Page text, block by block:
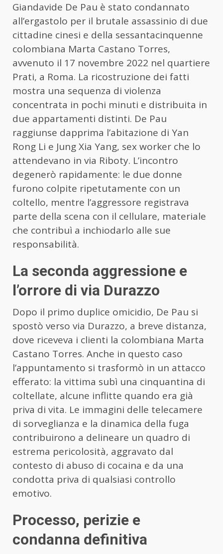
Giandavide De Pau è stato condannato
all’ergastolo per il brutale assassinio di due
cittadine cinesi e della sessantacinquenne
colombiana Marta Castano Torres,
avvenuto il 17 novembre 2022 nel quartiere
Prati, a Roma. La ricostruzione dei fatti
mostra una sequenza di violenza
concentrata in pochi minuti e distribuita in
due appartamenti distinti. De Pau
raggiunse dapprima l’abitazione di Yan
Rong Li e Jung Xia Yang, sex worker che lo
attendevano in via Riboty. L’incontro
degenerò rapidamente: le due donne
furono colpite ripetutamente con un
coltello, mentre l’aggressore registrava
parte della scena con il cellulare, materiale
che contribuì a inchiodarlo alle sue
responsabilità.
La seconda aggressione e
l’orrore di via Durazzo
Dopo il primo duplice omicidio, De Pau si
spostò verso via Durazzo, a breve distanza,
dove riceveva i clienti la colombiana Marta
Castano Torres. Anche in questo caso
l’appuntamento si trasformò in un attacco
efferato: la vittima subì una cinquantina di
coltellate, alcune inflitte quando era già
priva di vita. Le immagini delle telecamere
di sorveglianza e la dinamica della fuga
contribuirono a delineare un quadro di
estrema pericolosità, aggravato dal
contesto di abuso di cocaina e da una
condotta priva di qualsiasi controllo
emotivo.
Processo, perizie e
condanna definitiva